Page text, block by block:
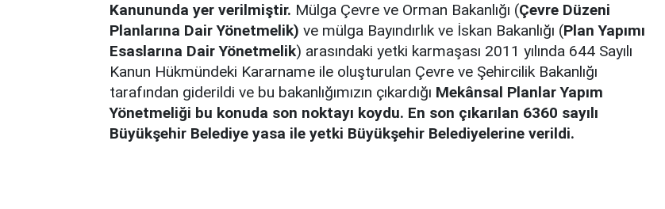
Kanununda yer verilmiştir. Mülga Çevre ve Orman Bakanlığı (Çevre Düzeni
Planlarına Dair Yönetmelik) ve mülga Bayındırlık ve İskan Bakanlığı (Plan Yapımı
Esaslarına Dair Yönetmelik) arasındaki yetki karmaşası 2011 yılında 644 Sayılı
Kanun Hükmündeki Kararname ile oluşturulan Çevre ve Şehircilik Bakanlığı
tarafından giderildi ve bu bakanlığımızın çıkardığı Mekânsal Planlar Yapım
Yönetmeliği bu konuda son noktayı koydu. En son çıkarılan 6360 sayılı
Büyükşehir Belediye yasa ile yetki Büyükşehir Belediyelerine verildi.